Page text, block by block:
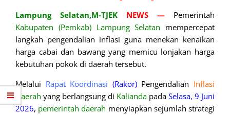
Lampung Selatan,M-TJEK NEWS — Pemerintah
Kabupaten (Pemkab) Lampung Selatan mempercepat
langkah pengendalian inflasi guna menekan kenaikan
harga cabai dan bawang yang memicu lonjakan harga
kebutuhan pokok di daerah tersebut.
Melalui Rapat Koordinasi (Rakor)Pengendalian Inflasi
Daerah yang berlangsung di Kalianda pada Selasa, 9 Juni
2026, pemerintah daerah menyiapkan sejumlah strategi